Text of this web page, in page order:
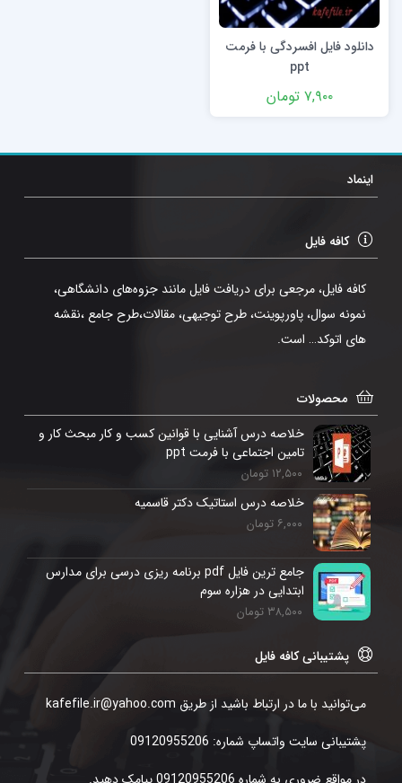
دانلود فایل افسردگی با فرمت
ppt
۷,۹۰۰ تومان
اینماد
کافه فایل
کافه فایل، مرجعی برای دریافت فایل مانند جزوه‌های دانشگاهی،
نمونه سوال، پاورپوینت، طرح توجیهی، مقالات،طرح جامع ،نقشه
های اتوکد… است.
محصولات
خلاصه درس آشنایی با قوانین کسب و کار مبحث کار و
تامین اجتماعی با فرمت ppt
۱۲,۵۰۰ تومان
خلاصه درس استاتیک دکتر قاسمیه
۶,۰۰۰ تومان
جامع ترین فایل pdf برنامه ریزی درسی برای مدارس
ابتدایی در هزاره سوم
۳۸,۵۰۰ تومان
پشتیبانی کافه فایل
می‌توانید با ما در ارتباط باشید از طریق kafefile.ir@yahoo.com
پشتیبانی سایت واتساپ شماره: 09120955206